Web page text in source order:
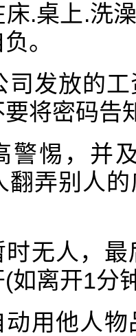
.桌上.洗
。
司发放的
将密码告
警惕，并
翻弄别人
无人，
如离开1分
用他人